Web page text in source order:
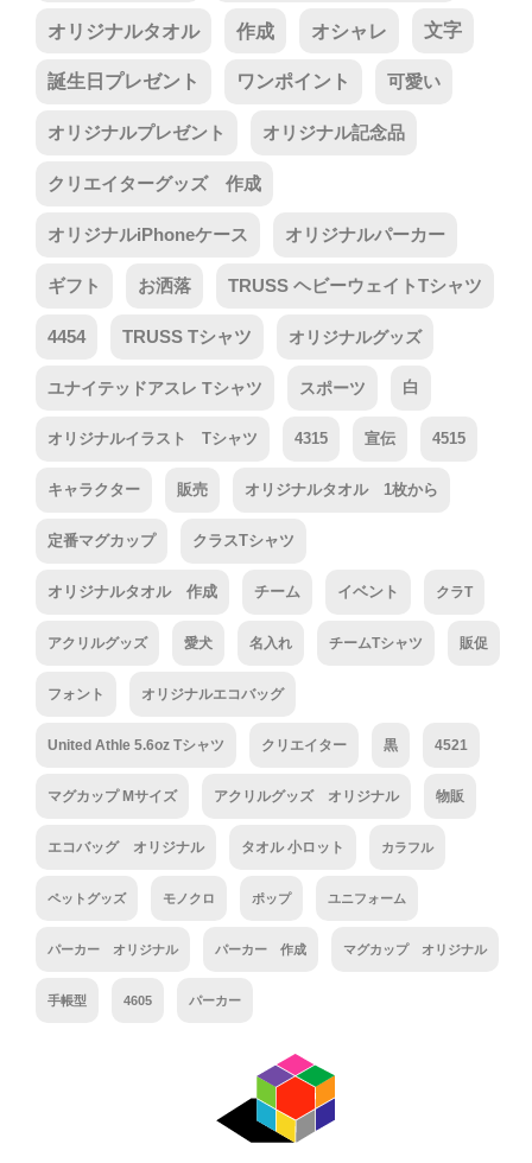
オリジナルタオル 作成 オシャレ 文字
誕生日プレゼント ワンポイント 可愛い
オリジナルプレゼント オリジナル記念品
クリエイターグッズ 作成
オリジナルiPhoneケース オリジナルパーカー
ギフト お洒落 TRUSS ヘビーウェイトTシャツ
4454 TRUSS Tシャツ オリジナルグッズ
ユナイテッドアスレ Tシャツ スポーツ 白
オリジナルイラスト Tシャツ 4315 宣伝 4515
キャラクター 販売 オリジナルタオル 1枚から
定番マグカップ クラスTシャツ
オリジナルタオル 作成 チーム イベント クラT
アクリルグッズ 愛犬 名入れ チームTシャツ 販促
フォント オリジナルエコバッグ
United Athle 5.6oz Tシャツ クリエイター 黒 4521
マグカップ Mサイズ アクリルグッズ オリジナル 物販
エコバッグ オリジナル タオル 小ロット カラフル
ペットグッズ モノクロ ポップ ユニフォーム
パーカー オリジナル パーカー 作成 マグカップ オリジナル
手帳型 4605 パーカー